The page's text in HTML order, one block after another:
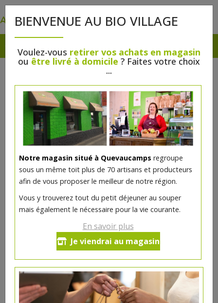
BIENVENUE AU BIO VILLAGE
Voulez-vous retirer vos achats en magasin
ou être livré à domicile ? Faites votre choix
...
Notre magasin situé à Quevaucamps regroupe
sous un même toit plus de 70 artisans et producteurs
afin de vous proposer le meilleur de notre région.
Vous y trouverez tout du petit déjeuner au souper
mais également le nécessaire pour la vie courante.
En savoir plus
Je viendrai au magasin
Jambon de Bourgogne en
tranches
- 0.2 kg
6.95